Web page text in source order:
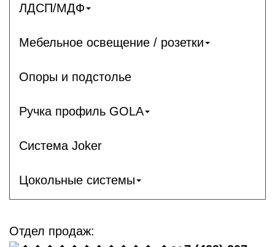
ЛДСП/МДФ
Мебельное освещение / розетки
Опоры и подстолье
Ручка профиль GOLA
Система Joker
Цокольные системы
Отдел продаж: